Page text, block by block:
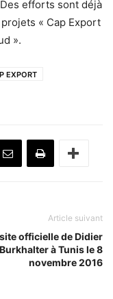
efforts sont déjà
« Cap Export
».
EXPORT
Article suivant
officielle de Didier
Burkhalter à Tunis le 8
novembre 2016